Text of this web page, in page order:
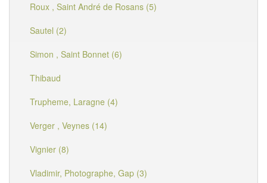
Roux , Saint André de Rosans (5)
Sautel (2)
Simon , Saint Bonnet (6)
Thibaud
Trupheme, Laragne (4)
Verger , Veynes (14)
Vignier (8)
Vladimir, Photographe, Gap (3)